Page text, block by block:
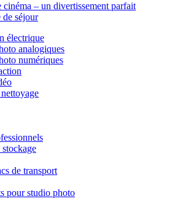
– un divertissement parfait
de séjour
électrique
analogiques
numériques
stockage
de transport
pour studio photo